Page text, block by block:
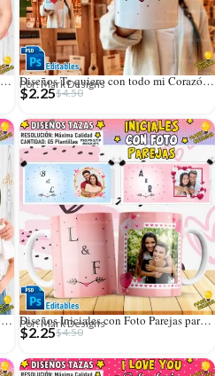
Diseños San Valentín Foto Nombre Personalizado Camisetas Diseños Te quiero con todo mi Corazón para Tazas
Por: Mark Designs
$4.50
$2.25
Diseños Futuro Esposo Camisetas Sublimables Editables Diseños Iniciales con Foto Parejas para Tazas
Por: Mark Designs
$4.50
$2.25